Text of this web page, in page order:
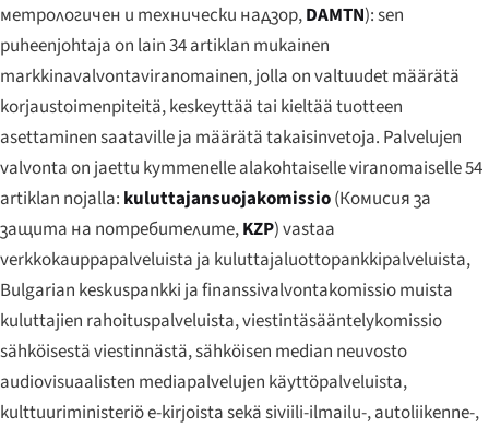
метрологичен и технически надзор,DAMTN): sen
puheenjohtaja on lain 34 artiklan mukainen
markkinavalvontaviranomainen, jolla on valtuudet määrätä
korjaustoimenpiteitä, keskeyttää tai kieltää tuotteen
asettaminen saataville ja määrätä takaisinvetoja. Palvelujen
valvonta on jaettu kymmenelle alakohtaiselle viranomaiselle 54
artiklan nojalla: kuluttajansuojakomissio(Комисия за
защита на потребителите,KZP) vastaa
verkkokauppapalveluista ja kuluttajaluottopankkipalveluista,
Bulgarian keskuspankki ja finanssivalvontakomissio muista
kuluttajien rahoituspalveluista, viestintäsääntelykomissio
sähköisestä viestinnästä, sähköisen median neuvosto
audiovisuaalisten mediapalvelujen käyttöpalveluista,
kulttuuriministeriö e-kirjoista sekä siviili-ilmailu-, autoliikenne-,